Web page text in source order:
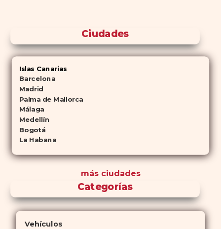
Ciudades
Islas Canarias
Barcelona
Madrid
Palma de Mallorca
Málaga
Medellín
Bogotá
La Habana
más ciudades
Categorías
Vehículos